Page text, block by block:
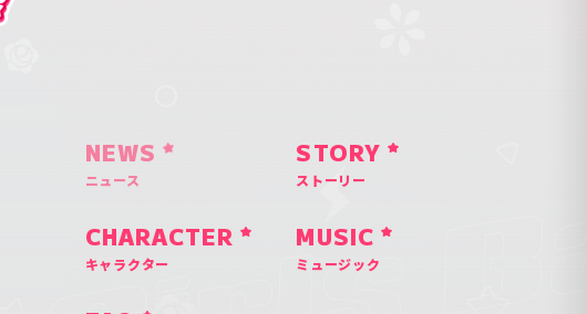
NEWS
ニュース
STORY
ストーリー
CHARACTER
キャラクター
MUSIC
ミュージック